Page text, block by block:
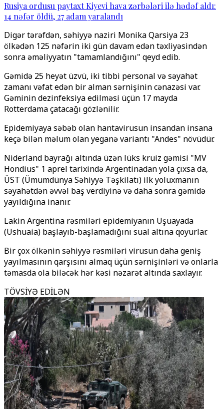
Rusiya ordusu paytaxt Kiyevi hava zərbələri ilə hədəf aldı:
14 nəfər öldü, 27 adam yaralandı
Digər tərəfdən, səhiyyə naziri Monika Qarsiya 23
ölkədən 125 nəfərin iki gün davam edən təxliyəsindən
sonra əməliyyatın "tamamlandığını" qeyd edib.
Gəmidə 25 heyət üzvü, iki tibbi personal və səyahət
zamanı vəfat edən bir alman sərnişinin cənazəsi var.
Gəminin dezinfeksiya edilməsi üçün 17 mayda
Rotterdama çatacağı gözlənilir.
Epidemiyaya səbəb olan hantavirusun insandan insana
keçə bilən məlum olan yeganə variantı "Andes" növüdür.
Niderland bayrağı altında üzən lüks kruiz gəmisi "MV
Hondius" 1 aprel tarixində Argentinadan yola çıxsa da,
ÜST (Ümumdünya Səhiyyə Təşkilatı) ilk yoluxmanın
səyahətdən əvvəl baş verdiyinə və daha sonra gəmidə
yayıldığına inanır.
Lakin Argentina rəsmiləri epidemiyanın Uşuayada
(Ushuaia) başlayıb-başlamadığını sual altına qoyurlar.
Bir çox ölkənin səhiyyə rəsmiləri virusun daha geniş
yayılmasının qarşısını almaq üçün sərnişinləri və onlarla
təmasda ola biləcək hər kəsi nəzarət altında saxlayır.
TÖVSİYƏ EDİLƏN